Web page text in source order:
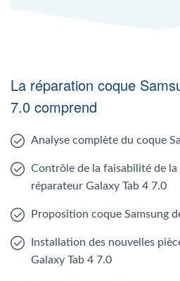
La réparation coque
7.0 comprend
Analyse complète du coque
Contrôle de la faisabilité de
réparateur Galaxy Tab 4 7.0
Proposition coque Samsung
Installation des nouvelles
Galaxy Tab 4 7.0